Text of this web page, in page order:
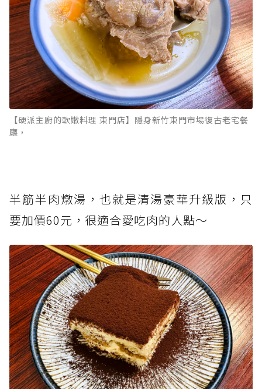
【硬派主廚的軟嫩料理 東門店】隱身新竹東門市場復古老宅餐
廳，
半筋半肉燉湯，也就是清湯豪華升級版，只
要加價60元，很適合愛吃肉的人點～